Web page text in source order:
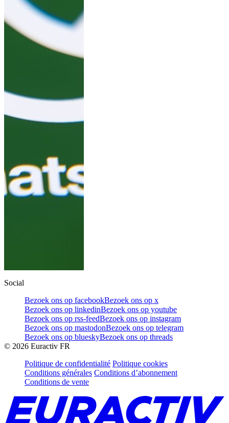
Social
Bezoek ons op facebookBezoek ons op x
Bezoek ons op linkedinBezoek ons op youtube
Bezoek ons op rss-feedBezoek ons op instagram
Bezoek ons op mastodonBezoek ons op telegram
Bezoek ons op blueskyBezoek ons op threads
© 2026 Euractiv FR
Politique de confidentialité Politique cookies
Conditions générales Conditions d’abonnement
Conditions de vente